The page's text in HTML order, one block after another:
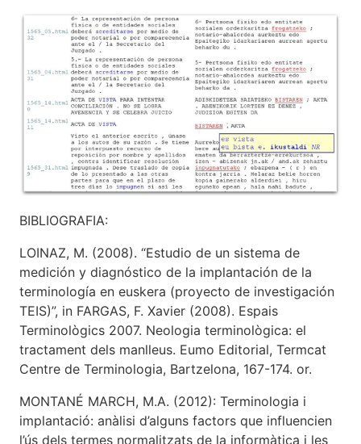
BIBLIOGRAFIA:
LOINAZ, M. (2008). “Estudio de un sistema de
medición y diagnóstico de la implantación de la
terminología en euskera (proyecto de investigación
TEIS)”, in FARGAS, F. Xavier (2008). Espais
Terminològics 2007. Neologia terminològica: el
tractament dels manlleus. Eumo Editorial, Termcat
Centre de Terminologia, Bartzelona, 167-174. or.
MONTANÉ MARCH, M.A. (2012): Terminologia i
implantació: anàlisi d’alguns factors que influencien
l’ús dels termes normalitzats de la informàtica i les